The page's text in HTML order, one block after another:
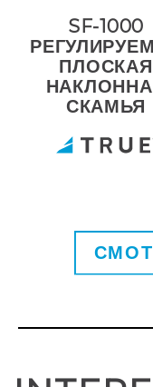
SF-1000
ПЛОСКАЯ
СКАМЬЯ